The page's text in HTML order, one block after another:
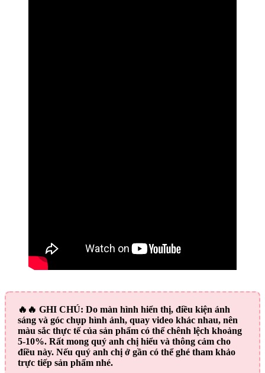
🔥🔥 GHI CHÚ: Do màn hình hiển thị, điều kiện ánh
sáng và góc chụp hình ảnh, quay video khác nhau, nên
màu sắc thực tế của sản phẩm có thể chênh lệch khoảng
5-10%. Rất mong quý anh chị hiểu và thông cảm cho
điều này. Nếu quý anh chị ở gần có thể ghé tham khảo
trực tiếp sản phẩm nhé.